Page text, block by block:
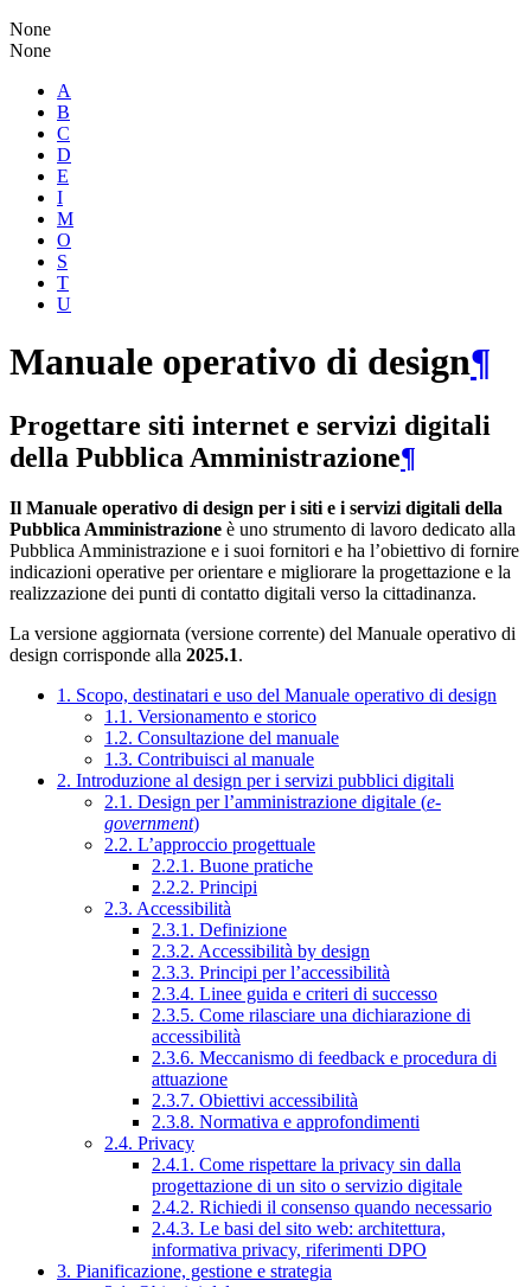
None
None
A
B
C
D
E
I
M
O
S
T
U
Manuale operativo di design¶
Progettare siti internet e servizi digitali
della Pubblica Amministrazione¶
Il Manuale operativo di design per i siti e i servizi digitali della
Pubblica Amministrazione è uno strumento di lavoro dedicato alla
Pubblica Amministrazione e i suoi fornitori e ha l’obiettivo di fornire
indicazioni operative per orientare e migliorare la progettazione e la
realizzazione dei punti di contatto digitali verso la cittadinanza.
La versione aggiornata (versione corrente) del Manuale operativo di
design corrisponde alla 2025.1.
1. Scopo, destinatari e uso del Manuale operativo di design
1.1. Versionamento e storico
1.2. Consultazione del manuale
1.3. Contribuisci al manuale
2. Introduzione al design per i servizi pubblici digitali
2.1. Design per l’amministrazione digitale (e-
government)
2.2. L’approccio progettuale
2.2.1. Buone pratiche
2.2.2. Principi
2.3. Accessibilità
2.3.1. Definizione
2.3.2. Accessibilità by design
2.3.3. Principi per l’accessibilità
2.3.4. Linee guida e criteri di successo
2.3.5. Come rilasciare una dichiarazione di
accessibilità
2.3.6. Meccanismo di feedback e procedura di
attuazione
2.3.7. Obiettivi accessibilità
2.3.8. Normativa e approfondimenti
2.4. Privacy
2.4.1. Come rispettare la privacy sin dalla
progettazione di un sito o servizio digitale
2.4.2. Richiedi il consenso quando necessario
2.4.3. Le basi del sito web: architettura,
informativa privacy, riferimenti DPO
3. Pianificazione, gestione e strategia